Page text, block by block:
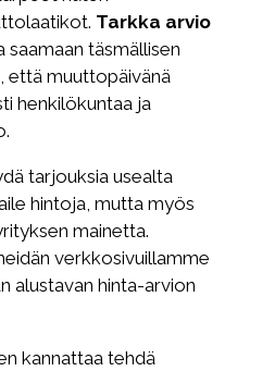
Tarkka arvio
saamaan täsmällisen
että muuttopäivänä
henkilökuntaa ja
tarjouksia usealta
hintoja, mutta myös
mainetta.
verkkosivuillamme
alustavan hinta-arvion
kannattaa tehdä